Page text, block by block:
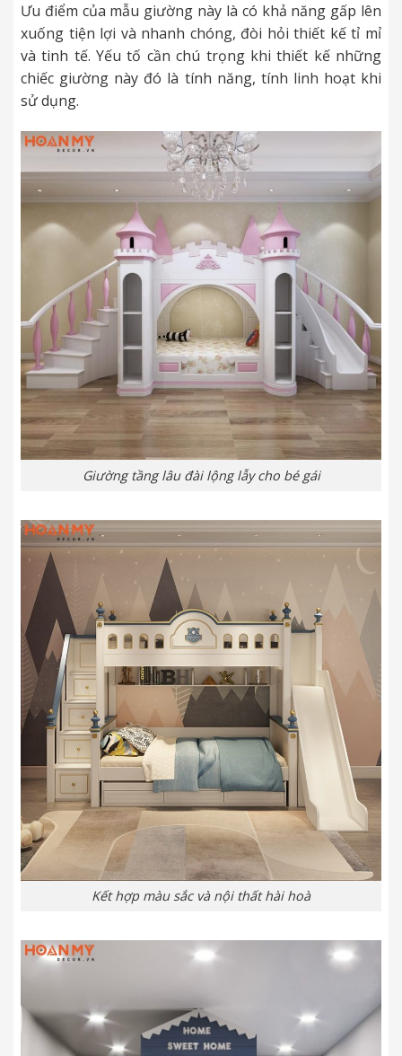
Ưu điểm của mẫu giường này là có khả năng gấp lên
xuống tiện lợi và nhanh chóng, đòi hỏi thiết kế tỉ mỉ
và tinh tế. Yếu tố cần chú trọng khi thiết kế những
chiếc giường này đó là tính năng, tính linh hoạt khi
sử dụng.
Giường tầng lâu đài lộng lẫy cho bé gái
Kết hợp màu sắc và nội thất hài hoà